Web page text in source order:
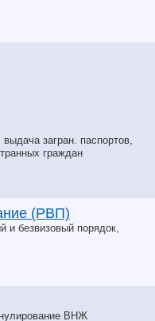
загран. паспортов,
граждан
(РВП)
и безвизовый порядок,
ВНЖ